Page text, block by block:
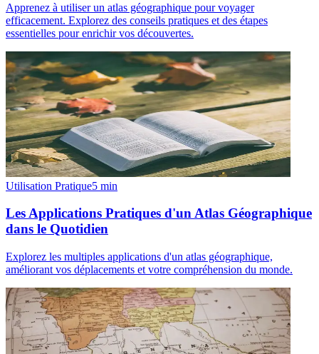
Apprenez à utiliser un atlas géographique pour voyager
efficacement. Explorez des conseils pratiques et des étapes
essentielles pour enrichir vos découvertes.
Utilisation Pratique5 min
Les Applications Pratiques d'un Atlas Géographique
dans le Quotidien
Explorez les multiples applications d'un atlas géographique,
améliorant vos déplacements et votre compréhension du monde.